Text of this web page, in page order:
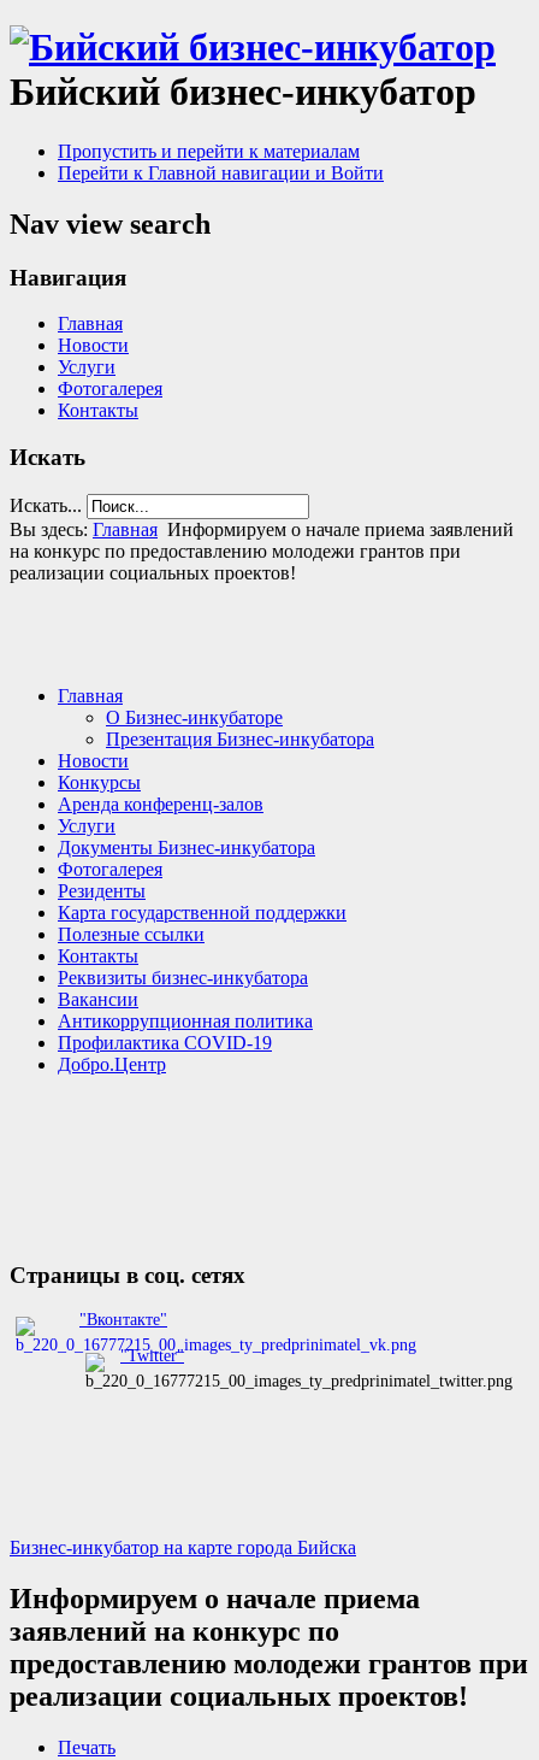
Бийский бизнес-инкубатор
Пропустить и перейти к материалам
Перейти к Главной навигации и Войти
Nav view search
Навигация
Главная
Новости
Услуги
Фотогалерея
Контакты
Искать
Искать...
Вы здесь: Главная Информируем о начале приема заявлений
на конкурс по предоставлению молодежи грантов при
реализации социальных проектов!
Главная
О Бизнес-инкубаторе
Презентация Бизнес-инкубатора
Новости
Конкурсы
Аренда конференц-залов
Услуги
Документы Бизнес-инкубатора
Фотогалерея
Резиденты
Карта государственной поддержки
Полезные ссылки
Контакты
Реквизиты бизнес-инкубатора
Вакансии
Антикоррупционная политика
Профилактика COVID-19
Добро.Центр
Страницы в соц. сетях
"Вконтакте"
"Twitter"
Бизнес-инкубатор на карте города Бийска
Информируем о начале приема
заявлений на конкурс по
предоставлению молодежи грантов при
реализации социальных проектов!
Печать